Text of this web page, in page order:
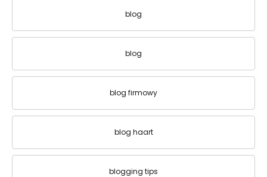
blog
blog
blog firmowy
blog haart
blogging tips